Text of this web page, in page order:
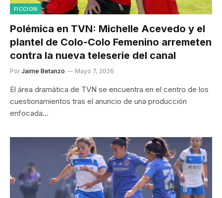
FICCION
Polémica en TVN: Michelle Acevedo y el
plantel de Colo-Colo Femenino arremeten
contra la nueva teleserie del canal
Por Jaime Betanzo Mayo 7, 2026
El área dramática de TVN se encuentra en el centro de los
cuestionamientos tras el anuncio de una producción
enfocada…